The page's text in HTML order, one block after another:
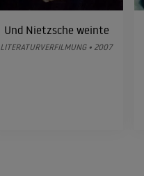
Und Nietzsche weinte
LITERATURVERFILMUNG • 2007